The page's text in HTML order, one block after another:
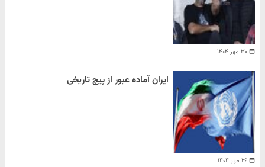
۳۰ مهر ۱۴۰۴
۲۶ مهر ۱۴۰۴
ایران آماده عبور از پیچ تاریخی